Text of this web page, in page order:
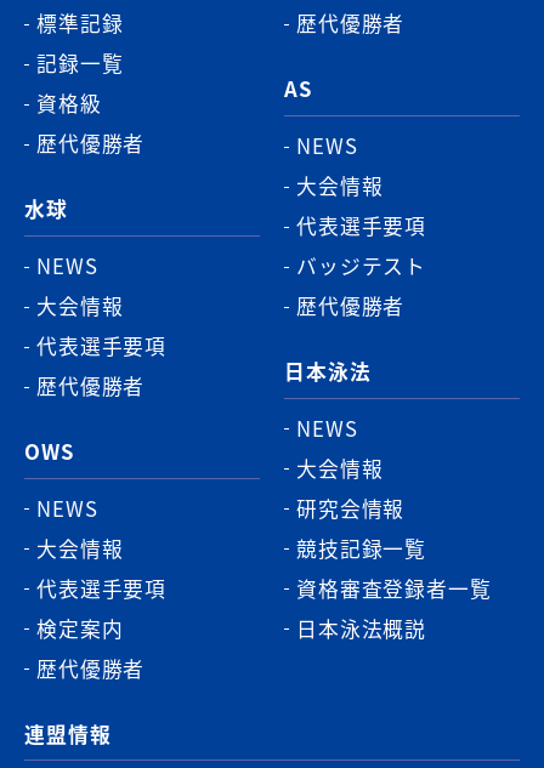
標準記録
記録一覧
資格級
歴代優勝者
水球
NEWS
大会情報
代表選手要項
歴代優勝者
OWS
NEWS
大会情報
代表選手要項
検定案内
歴代優勝者
歴代優勝者
AS
NEWS
大会情報
代表選手要項
バッジテスト
歴代優勝者
日本泳法
NEWS
大会情報
研究会情報
競技記録一覧
資格審査登録者一覧
日本泳法概説
連盟情報